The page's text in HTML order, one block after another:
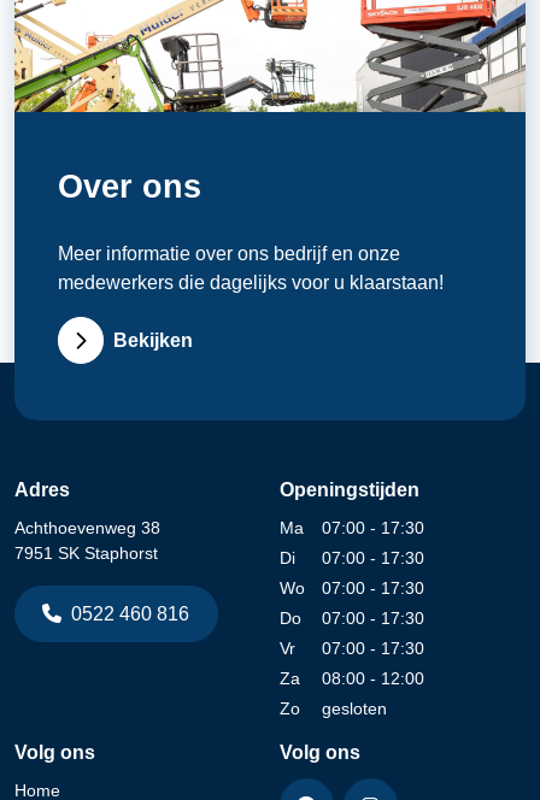
Over ons
Meer informatie over ons bedrijf en onze
medewerkers die dagelijks voor u klaarstaan!
Bekijken
Adres
Achthoevenweg 38
7951 SK Staphorst
0522 460 816
Openingstijden
Ma
07:00 - 17:30
Di
07:00 - 17:30
Wo
07:00 - 17:30
Do
07:00 - 17:30
Vr
07:00 - 17:30
Za
08:00 - 12:00
Zo
gesloten
Volg ons
Home
Volg ons